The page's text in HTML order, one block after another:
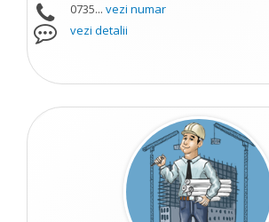
0735... vezi numar
vezi detalii